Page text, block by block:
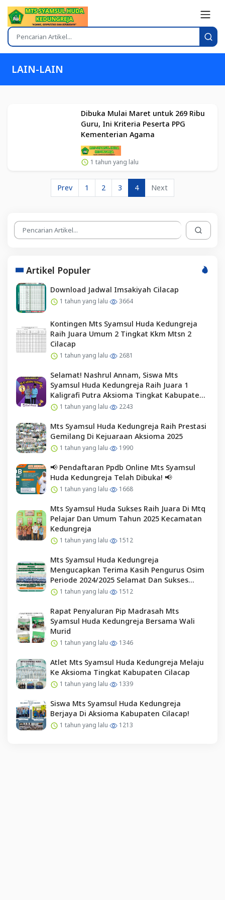
LAIN-LAIN
Dibuka Mulai Maret untuk 269 Ribu
Guru, Ini Kriteria Peserta PPG
Kementerian Agama
1 tahun yang lalu
Prev 1 2 3 4 Next
Artikel Populer
Download Jadwal Imsakiyah Cilacap
1 tahun yang lalu 3664
Kontingen Mts Syamsul Huda Kedungreja
Raih Juara Umum 2 Tingkat Kkm Mtsn 2
Cilacap
1 tahun yang lalu 2681
Selamat! Nashrul Annam, Siswa Mts
Syamsul Huda Kedungreja Raih Juara 1
Kaligrafi Putra Aksioma Tingkat Kabupaten
Cilacap
1 tahun yang lalu 2243
Mts Syamsul Huda Kedungreja Raih Prestasi
Gemilang Di Kejuaraan Aksioma 2025
1 tahun yang lalu 1990
📢 Pendaftaran Ppdb Online Mts Syamsul
Huda Kedungreja Telah Dibuka! 📢
1 tahun yang lalu 1668
Mts Syamsul Huda Sukses Raih Juara Di Mtq
Pelajar Dan Umum Tahun 2025 Kecamatan
Kedungreja
1 tahun yang lalu 1512
Mts Syamsul Huda Kedungreja
Mengucapkan Terima Kasih Pengurus Osim
Periode 2024/2025 Selamat Dan Sukses
Kepada Pengurus Osim Periode 2025/2026
1 tahun yang lalu 1512
Rapat Penyaluran Pip Madrasah Mts
Syamsul Huda Kedungreja Bersama Wali
Murid
1 tahun yang lalu 1346
Atlet Mts Syamsul Huda Kedungreja Melaju
Ke Aksioma Tingkat Kabupaten Cilacap
1 tahun yang lalu 1339
Siswa Mts Syamsul Huda Kedungreja
Berjaya Di Aksioma Kabupaten Cilacap!
1 tahun yang lalu 1213